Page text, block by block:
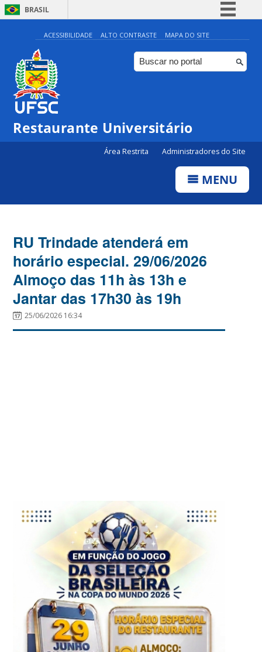
BRASIL
Simplifique!
Comunica BR
Participe
Canais
ACESSIBILIDADE ALTO CONTRASTE MAPA DO SITE
Restaurante Universitário
Área Restrita Administradores do Site
MENU
RU Trindade atenderá em
horário especial. 29/06/2026
Almoço das 11h às 13h e
Jantar das 17h30 às 19h
25/06/2026 16:34